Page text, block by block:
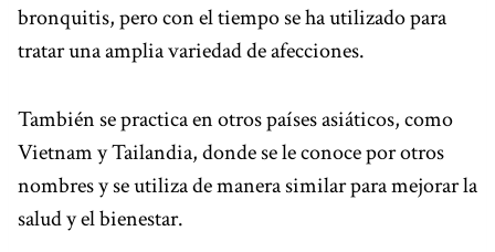
bronquitis, pero con el tiempo se ha utilizado para
tratar una amplia variedad de afecciones.
También se practica en otros países asiáticos, como
Vietnam y Tailandia, donde se le conoce por otros
nombres y se utiliza de manera similar para mejorar la
salud y el bienestar.